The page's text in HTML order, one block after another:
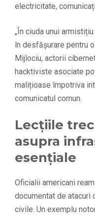
electricitate,
„În ciuda unui
în desfășurare pentru
Mijlociu, actorii
hacktiviste asociate
malițioase împotriva
comunicatul comun.
Lecțiile
asupra
esențiale
Oficialii americani
documentat de atacuri
civile. Un exemplu